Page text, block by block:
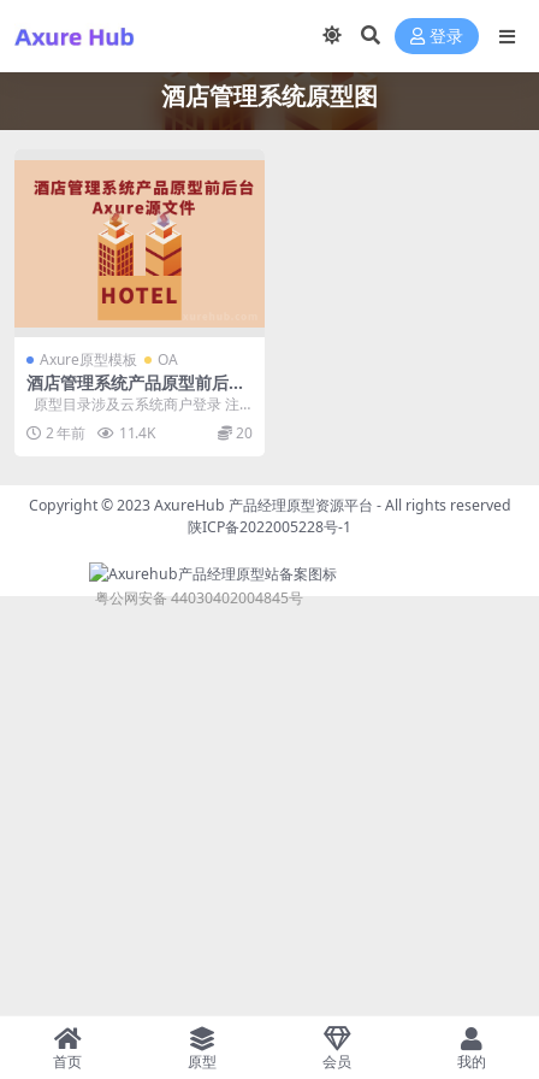
登录
酒店管理系统原型图
Axure原型模板 OA
酒店管理系统产品原型前后台
Axure源文件
原型目录涉及云系统商户登录 注
册 企业注册资质信息提交页 基础设
置...2 年前 11.4K 20
Copyright © 2023AxureHub 产品经理原型资源平台 - All rights reserved
陕ICP备2022005228号-1
粤公网安备 44030402004845号
首页 原型 会员 我的